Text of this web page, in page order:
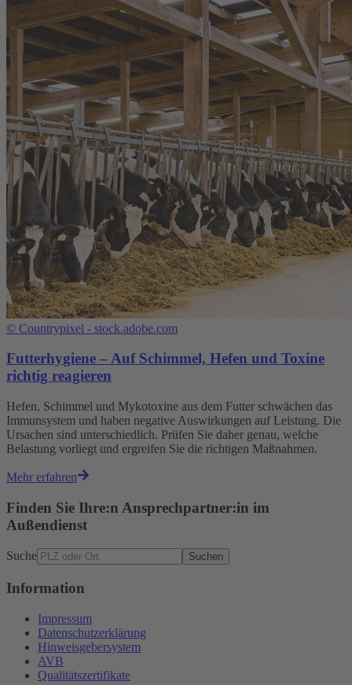
© Countrypixel - stock.adobe.com
Futterhygiene – Auf Schimmel, Hefen und Toxine
richtig reagieren
Hefen, Schimmel und Mykotoxine aus dem Futter schwächen das
Immunsystem und haben negative Auswirkungen auf Leistung. Die
Ursachen sind unterschiedlich. Prüfen Sie daher genau, welche
Belastung vorliegt und ergreifen Sie die richtigen Maßnahmen.
Mehr erfahren
Finden Sie Ihre:n Ansprechpartner:in im
Außendienst
Suche Suchen
Information
Impressum
Datenschutzerklärung
Hinweisgebersystem
AVB
Qualitätszertifikate